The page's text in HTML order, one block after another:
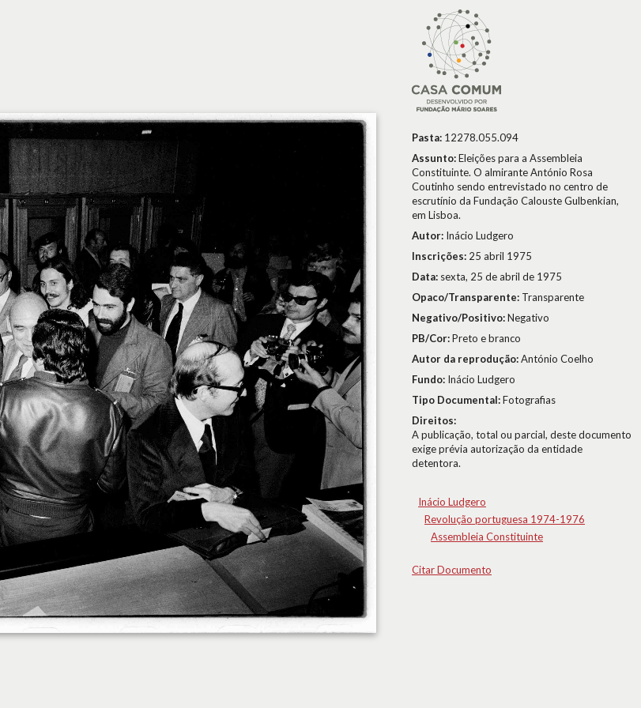
Pasta: 12278.055.094
Assunto:Eleições para a Assembleia
Constituinte. O almirante António Rosa
Coutinho sendo entrevistado no centro de
escrutínio da Fundação Calouste Gulbenkian,
em Lisboa.
Autor: Inácio Ludgero
Inscrições: 25 abril 1975
Data: sexta, 25 de abril de 1975
Opaco/Transparente: Transparente
Negativo/Positivo:Negativo
PB/Cor:Preto e branco
Autor da reprodução:António Coelho
Fundo: Inácio Ludgero
Tipo Documental:Fotografias
Direitos:
A publicação, total ou parcial, deste documento
exige prévia autorização da entidade
detentora.
Inácio Ludgero
Revolução portuguesa 1974-1976
Assembleia Constituinte
Citar Documento